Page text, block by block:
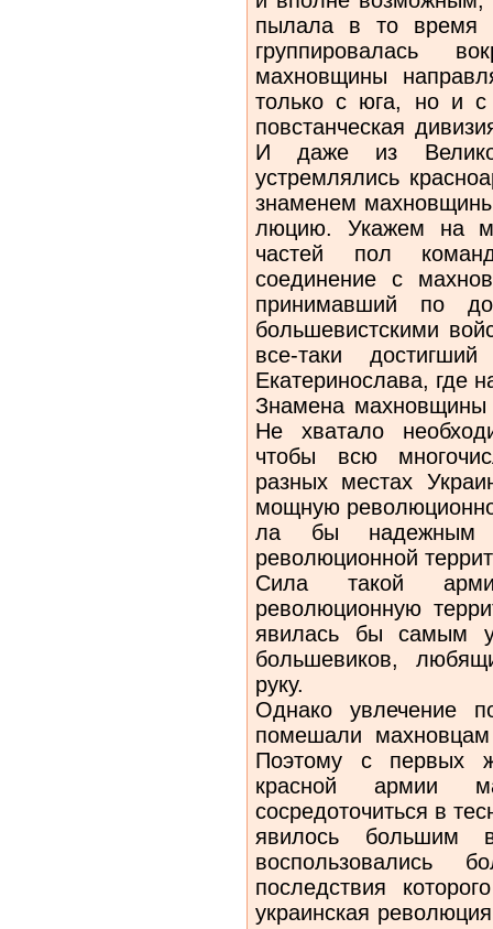
пылала в то время
группировалась
махновщины
только с юга, но и
повстанческая
И даже из
устремлялись
знаменем
люцию. Укажем на
частей пол
соединение с
принимавший по
большевистскими
все-таки
Екатеринослава, где
Знамена махновщины
Не хва­тало
чтобы всю
разных местах
мощную
ла бы надежным
революционной
Сила такой
революционную
явилась бы самым
большевиков,
руку.
Однако увлечение
помешали
Поэтому с первых
красной армии
сосредоточиться в
яви­лось большим
воспользовались
последствия
украинская